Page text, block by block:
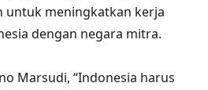
untuk meningkatkan kerja
dengan negara mitra.
Marsudi, “Indonesia harus